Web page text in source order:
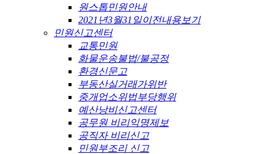
원스톱민원안내
2021년3월31일이전내용보기
민원신고센터
교통민원
화물운송불법/불공정
환경신문고
부동산실거래가위반
중개업소위법부당행위
예산낭비신고센터
공무원 비리익명제보
공직자 비리신고
민원부조리 신고